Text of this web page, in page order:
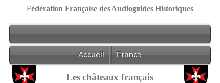
Fédération Française des Audioguides Historiques
Accueil France
Les châteaux français